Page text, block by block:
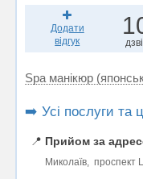
Додати
відгук
Spa манікюр
➡️ Усі послуги та
📍 Прийом за
Миколаїв, проспект